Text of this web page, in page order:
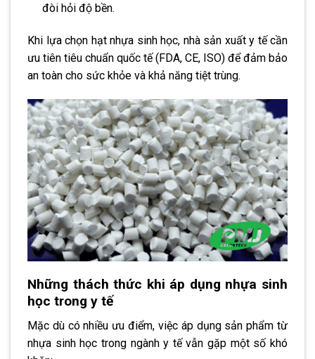
đòi hỏi độ bền.
Khi lựa chọn hạt nhựa sinh học, nhà sản xuất y tế cần
ưu tiên tiêu chuẩn quốc tế (FDA, CE, ISO) để đảm bảo
an toàn cho sức khỏe và khả năng tiệt trùng.
Những thách thức khi áp dụng nhựa sinh
học trong y tế
Mặc dù có nhiều ưu điểm, việc áp dụng sản phẩm từ
nhựa sinh học trong ngành y tế vẫn gặp một số khó